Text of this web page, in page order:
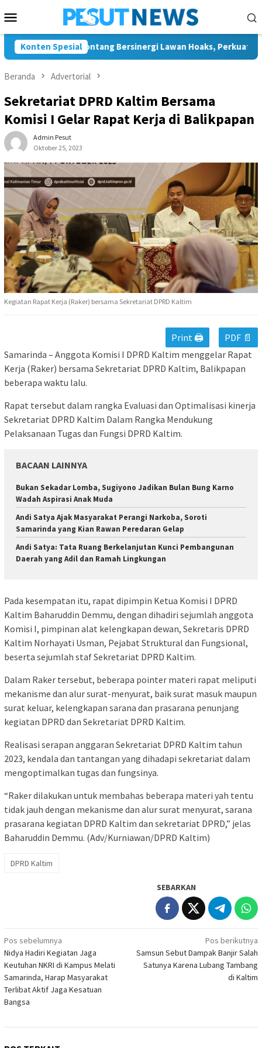
ke
Mobile
Konten Spesial
dan JMSI Bontang Bersinergi Lawan Hoaks, Perkuat
Beranda Advertorial
Sekretariat DPRD Kaltim Bersama
Komisi I Gelar Rapat Kerja di Balikpapan
Admin Pesut
Oktober 25, 2023
Kegiatan Rapat Kerja (Raker) bersama Sekretariat DPRD Kaltim
Print 🖨
PDF 📄
Samarinda – Anggota Komisi I DPRD Kaltim menggelar Rapat
Kerja (Raker) bersama Sekretariat DPRD Kaltim, Balikpapan
beberapa waktu lalu.
Rapat tersebut dalam rangka Evaluasi dan Optimalisasi kinerja
Sekretariat DPRD Kaltim Dalam Rangka Mendukung
Pelaksanaan Tugas dan Fungsi DPRD Kaltim.
BACAAN LAINNYA
Bukan Sekadar Lomba, Sugiyono Jadikan Bulan Bung Karno
Wadah Aspirasi Anak Muda
Andi Satya Ajak Masyarakat Perangi Narkoba, Soroti
Samarinda yang Kian Rawan Peredaran Gelap
Andi Satya: Tata Ruang Berkelanjutan Kunci Pembangunan
Daerah yang Adil dan Ramah Lingkungan
Pada kesempatan itu, rapat dipimpin Ketua Komisi I DPRD
Kaltim Baharuddin Demmu, dengan dihadiri sejumlah anggota
Komisi I, pimpinan alat kelengkapan dewan, Sekretaris DPRD
Kaltim Norhayati Usman, Pejabat Struktural dan Fungsional,
beserta sejumlah staf Sekretariat DPRD Kaltim.
Dalam Raker tersebut, beberapa pointer materi rapat meliputi
mekanisme dan alur surat-menyurat, baik surat masuk maupun
surat keluar, kelengkapan sarana dan prasarana penunjang
kegiatan DPRD dan Sekretariat DPRD Kaltim.
Realisasi serapan anggaran Sekretariat DPRD Kaltim tahun
2023, kendala dan tantangan yang dihadapi sekretariat dalam
mengoptimalkan tugas dan fungsinya.
“Raker dilakukan untuk membahas beberapa materi yah tentu
tidak jauh dengan mekanisme dan alur surat menyurat, sarana
prasarana kegiatan DPRD Kaltim dan sekretariat DPRD,” jelas
Baharuddin Demmu. (Adv/Kurniawan/DPRD Kaltim)
DPRD Kaltim
SEBARKAN
Navigasi
pos
Pos sebelumnya
Nidya Hadiri Kegiatan Jaga
Keutuhan NKRI di Kampus Melati
Samarinda, Harap Masyarakat
Terlibat Aktif Jaga Kesatuan
Bangsa
Pos berikutnya
Samsun Sebut Dampak Banjir Salah
Satunya Karena Lubang Tambang
di Kaltim